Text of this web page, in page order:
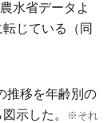
水省データよ
じている（同
推移を年齢別の
示した。
※それ